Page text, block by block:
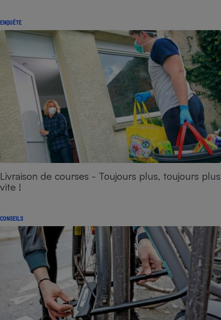
ENQUÊTE
Livraison de courses - Toujours plus, toujours plus
vite !
CONSEILS